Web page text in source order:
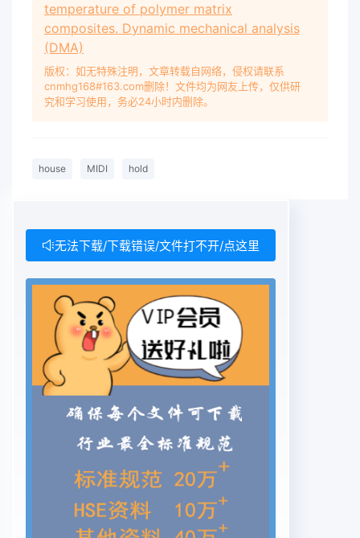
temperature of polymer matrix
composites. Dynamic mechanical analysis
(DMA)
版权：如无特殊注明，文章转载自网络，侵权请联系
cnmhg168#163.com删除！文件均为网友上传，仅供研
究和学习使用，务必24小时内删除。
house MIDI hold
无法下载/下载错误/文件打不开/点这里